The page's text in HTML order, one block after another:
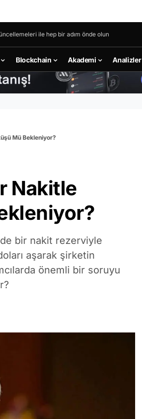
ile hep bir adım önde olun
Blockchain Akademi Analizler
Mü Bekleniyor?
Nakitle
bir nakit rezerviyle
aşarak şirketin
önemli bir soruyu